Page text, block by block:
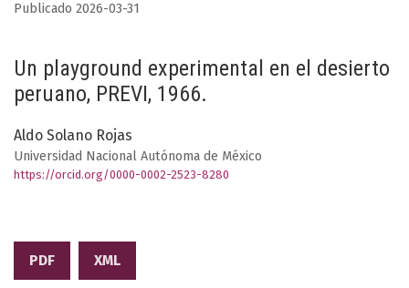
Un playground experimental en el desierto
peruano, PREVI, 1966.
Publicado 2026-03-31
Aldo Solano Rojas
Universidad Nacional Autónoma de México
https://orcid.org/0000-0002-2523-8280
PDF XML